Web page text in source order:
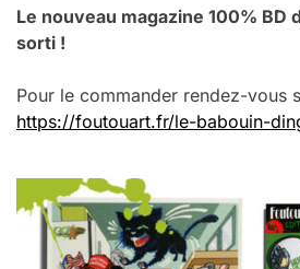
Le nouveau magazine 100% BD
sorti !
Pour le commander rendez-vous
https://foutouart.fr/le-babouin-